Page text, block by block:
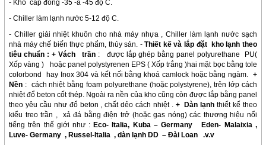
- Kho cấp đông -35 -à -45 độ C.
- Chiller làm lạnh nước 5-12 độ C.
- Chiller giải nhiệt khuôn cho nhà máy nhựa , Chiller làm lạnh nước sạch
nhà máy chế biến thực phẩm, thủy sản. -Thiết kế và lắp đặt kho lạnh theo
tiêu chuẩn : + Vách trần : được lắp ghép bằng panel polyurethane PU(
Xốp vàng ) hoặc panel polystyrenen EPS ( Xốp trắng )hai mặt bọc bằng tole
colorbond hay Inox 304 và kết nối bằng khoá camlock hoặc bằng ngàm. +
Nền : cách nhiệt bằng foam polyurethane (hoặc polystyrene), trên lớp cách
nhiệt đổ beton cốt thép. Ngoài ra nền của kho cũng còn được lắp bằng panel
theo yêu cầu như đổ beton , chất dẻo cách nhiệt . + Dàn lạnh thiết kế theo
kiểu treo trần , xả đá bằng điện trở (hoặc gas nóng) các thương hiệu nổi
tiếng trên thế giới như : Eco- Italia, Kuba – Germany Eden- Malaixia,
Luve- Germany , Russel-Italia ,dàn lạnh DD – Đài Loan .v.v